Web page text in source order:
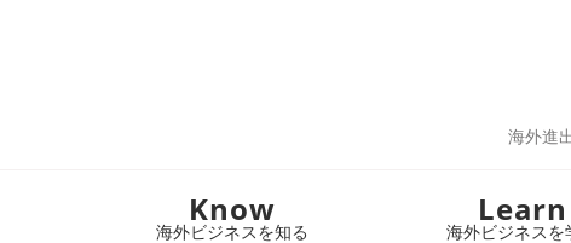
海外進
Know
海外ビジネスを知る
Learn
海外ビジネスを